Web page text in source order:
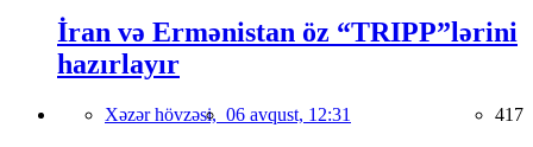
İran və Ermənistan öz “TRIPP”lərini
hazırlayır
Xəzər hövzəsi, 06 avqust, 12:31 417